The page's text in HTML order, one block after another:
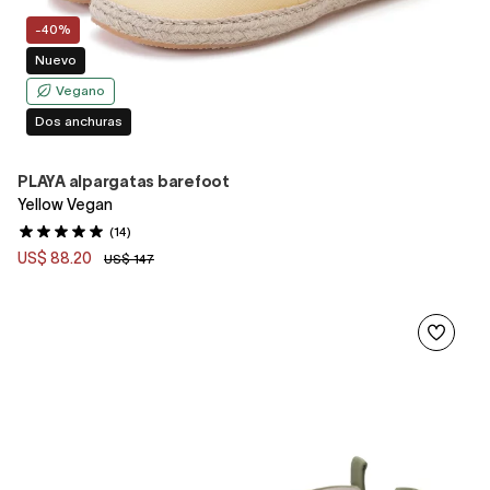
-40%
Nuevo
Vegano
Dos anchuras
PLAYA alpargatas barefoot
Yellow Vegan
(14)
US$ 88.20 US$ 147